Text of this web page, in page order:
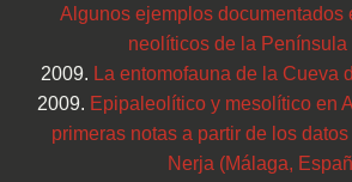
Algunos ejemplos documentados
neolíticos de la Península
2009. La entomofauna de la Cueva
2009. Epipaleolítico y mesolítico en
primeras notas a partir de los
Nerja (Málaga,